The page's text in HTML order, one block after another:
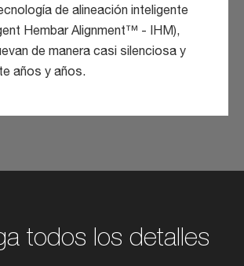
de alineación inteligente
Hembar Alignment™ - IHM),
de manera casi silenciosa y
años y años.
todos los detalles